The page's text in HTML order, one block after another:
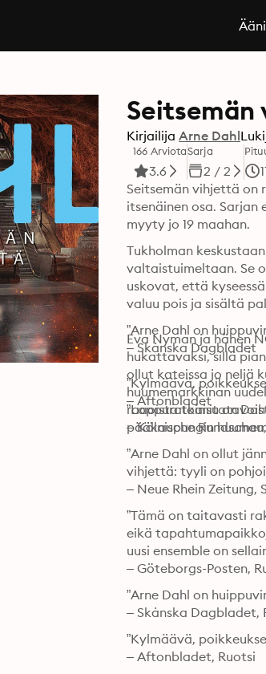
Kirjailija Arne Dahl
166 Arviota
3.6
Sarja
2 / 2
Seitsemän vihjettä on
itsenäinen osa. Sarjan
Tukholman
valtaistuimeltaan. Se
uskovat, että
valuu pois ja sisältä
Eva Nyman ja hänen
hukattavaksi, sillä
ollut kateissa jo neljä
huumemarkkinan
raaoista
pääkaupungin
”Arne Dahl on
– Skånska Dagbladet
”Kylmäävä,
– Aftonbladet
”Loppuratkaisu on
– Kölnische
”Arne Dahl on ollut
vihjettä: tyyli on
– Neue Rhein Zeitung,
”Tämä on taitavasti
eikä
uusi ensemble on
– Göteborgs-Posten,
”Arne Dahl on
– Skånska Dagbladet,
”Kylmäävä,
– Aftonbladet, Ruotsi